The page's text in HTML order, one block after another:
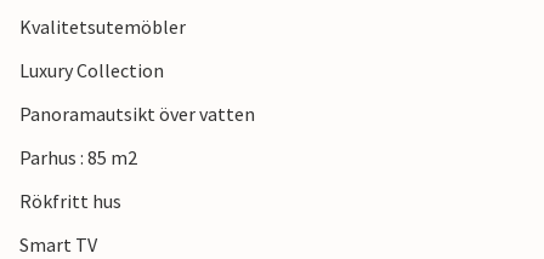
Kvalitetsutemöbler
Luxury Collection
Panoramautsikt över vatten
Parhus : 85 m2
Rökfritt hus
Smart TV